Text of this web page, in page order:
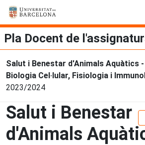
Pla Docent de
Salut i Benestar d'Animals Aquàtics
Biologia Cel·lular, Fisiologia i
2023/2024
Salut i Benestar
d'Animals